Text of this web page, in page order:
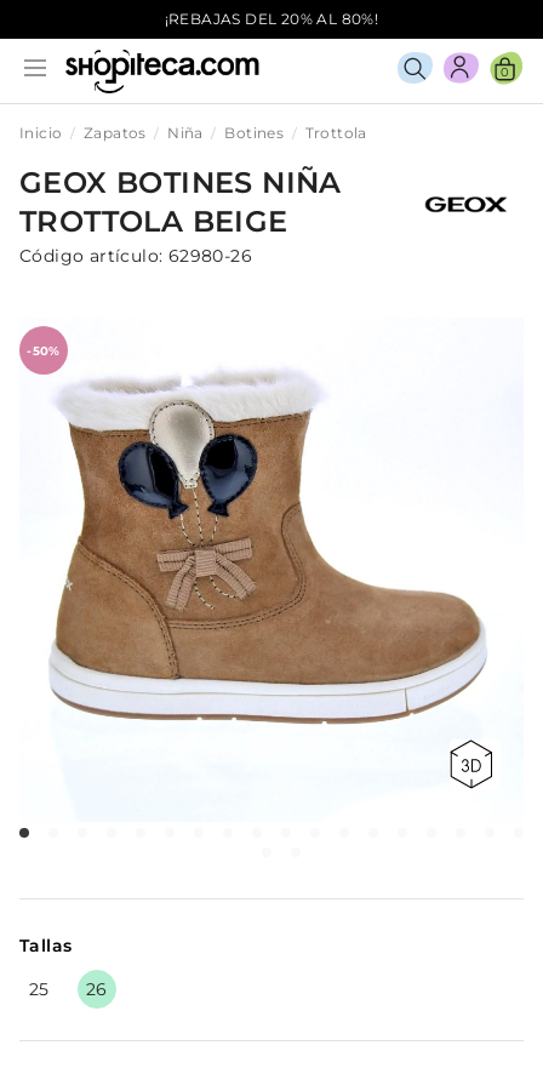
¡REBAJAS DEL 20% AL 80%!
0
Inicio Zapatos Niña Botines Trottola
GEOX BOTINES NIÑA
TROTTOLA BEIGE
Código artículo: 62980-26
-50%
Tallas
25
26